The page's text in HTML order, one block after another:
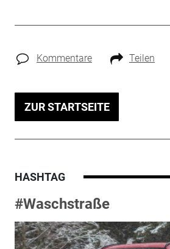
Kommentare Teilen
ZUR STARTSEITE
HASHTAG
#Waschstraße